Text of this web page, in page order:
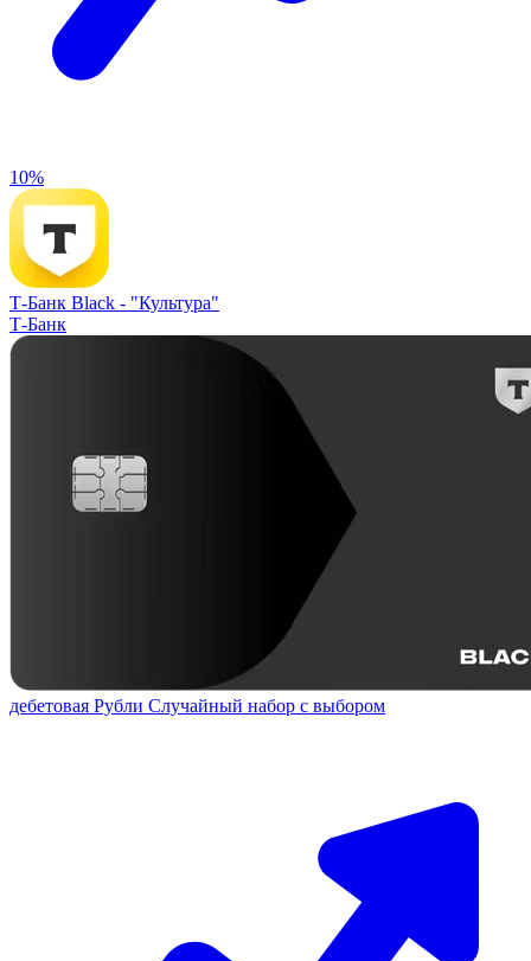
10%
Т-Банк Black - "Культура"
Т-Банк
дебетовая Рубли Случайный набор с выбором